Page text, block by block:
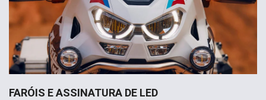
FARÓIS E ASSINATURA DE LED